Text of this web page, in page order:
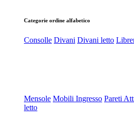
Categorie ordine alfabetico
Consolle Divani Divani letto
Mensole Mobili Ingresso Pareti
letto